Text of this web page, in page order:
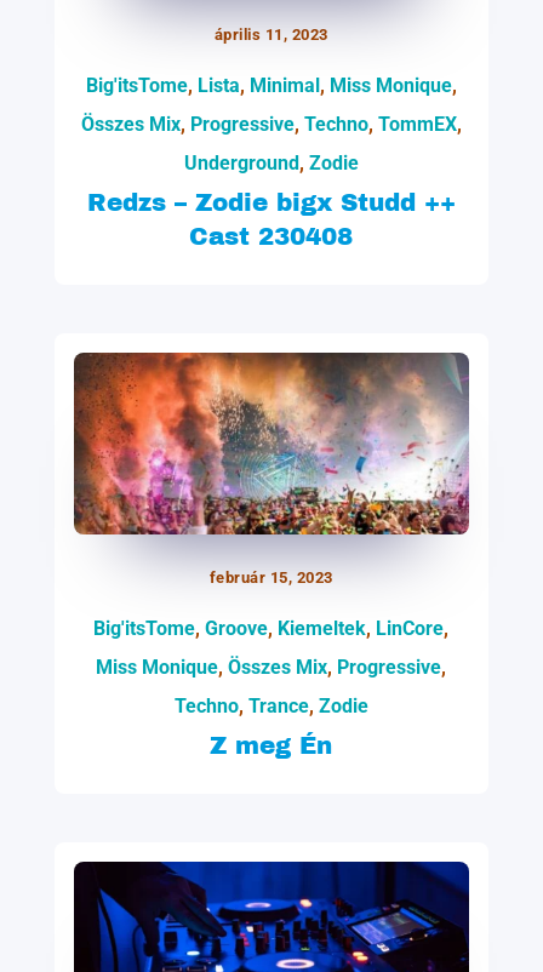
április 11, 2023
Big'itsTome, Lista, Minimal, Miss Monique,
Összes Mix, Progressive, Techno, TommEX,
Underground, Zodie
Redzs – Zodie bigx Studd ++
Cast 230408
február 15, 2023
Big'itsTome,Groove, Kiemeltek, LinCore,
Miss Monique,Összes Mix, Progressive,
Techno, Trance, Zodie
Z meg Én